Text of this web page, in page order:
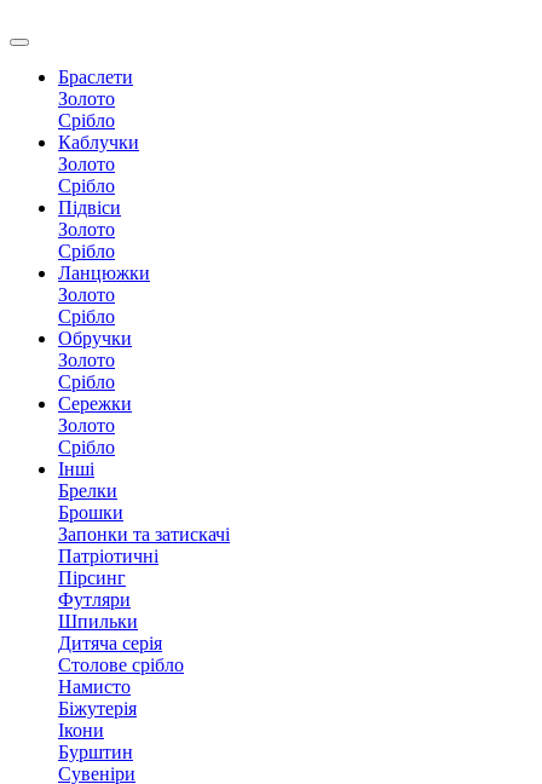
Браслети
Золото
Срібло
Каблучки
Золото
Срібло
Підвіси
Золото
Срібло
Ланцюжки
Золото
Срібло
Обручки
Золото
Срібло
Сережки
Золото
Срібло
Інші
Брелки
Брошки
Запонки та затискачі
Патріотичні
Пірсинг
Футляри
Шпильки
Дитяча серія
Столове срібло
Намисто
Біжутерія
Ікони
Бурштин
Сувеніри